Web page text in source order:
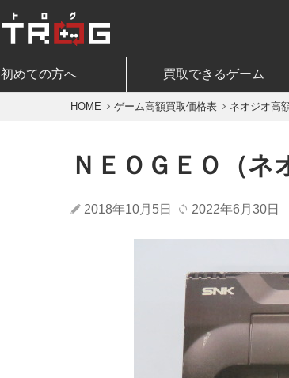
初めての方へ 買取できるゲーム
HOME ゲーム高額買取価格表 ネオジオ高
ＮＥＯＧＥＯ（ネ
2018年10月5日 2022年6月30日